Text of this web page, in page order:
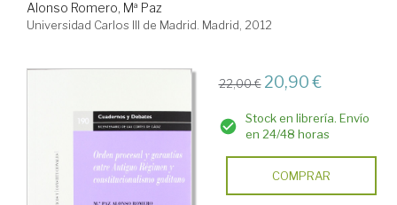
Alonso Romero, Mª Paz
Universidad Carlos III de Madrid. Madrid, 2012
22,00 € 20,90 €
Stock en librería. Envío
en 24/48 horas
COMPRAR